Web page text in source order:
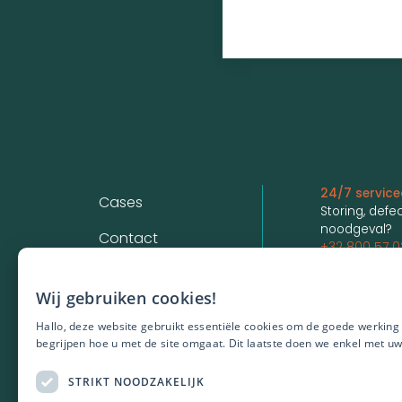
Voet
Cases
Contact
Over ons
24/7
Storing,
noodgeval?
+32 800 57
+32 3 844
Wij gebruiken cookies!
Hallo, deze website gebruikt essentiële cookies om de goede
begrijpen hoe u met de site omgaat. Dit laatste doen we enkel met
STRIKT NOODZAKELIJK